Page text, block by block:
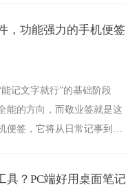
，功能强力的手机便签
记文字就行”的基础阶段
能的方向，而敬业签就是这
便签，它将从日常记事到时
具？PC端好用桌面笔记